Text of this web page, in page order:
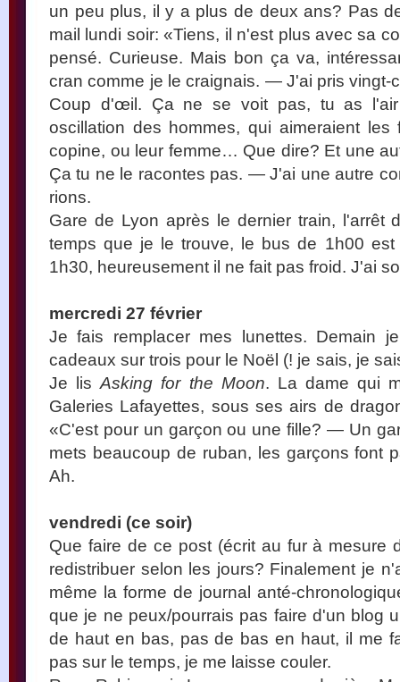
un peu plus, il y a plus de deux ans? Pas
mail lundi soir: «Tiens, il n'est plus avec sa
pensé. Curieuse. Mais bon ça va,
cran comme je le craignais. — J'ai pris
Coup d'œil. Ça ne se voit pas, tu as
oscillation des hommes, qui aimeraient
copine, ou leur femme… Que dire? Et une
Ça tu ne le racontes pas. — J'ai une autre
rions.
Gare de Lyon après le dernier train, l'arrêt
temps que je le trouve, le bus de 1h00
1h30, heureusement il ne fait pas froid. J'ai
mercredi 27 février
Je fais remplacer mes lunettes. Demain
cadeaux sur trois pour le Noël (! je sais, je
Je lisAsking for the Moon. La dame qui
Galeries Lafayettes, sous ses airs de
«C'est pour un garçon ou une fille? — Un
mets beaucoup de ruban, les garçons font
Ah.
vendredi (ce soir)
Que faire de ce post (écrit au fur à mesure
redistribuer selon les jours? Finalement je
même la forme de journal anté-
que je ne peux/pourrais pas faire d'un blog
de haut en bas, pas de bas en haut, il me
pas sur le temps, je me laisse couler.